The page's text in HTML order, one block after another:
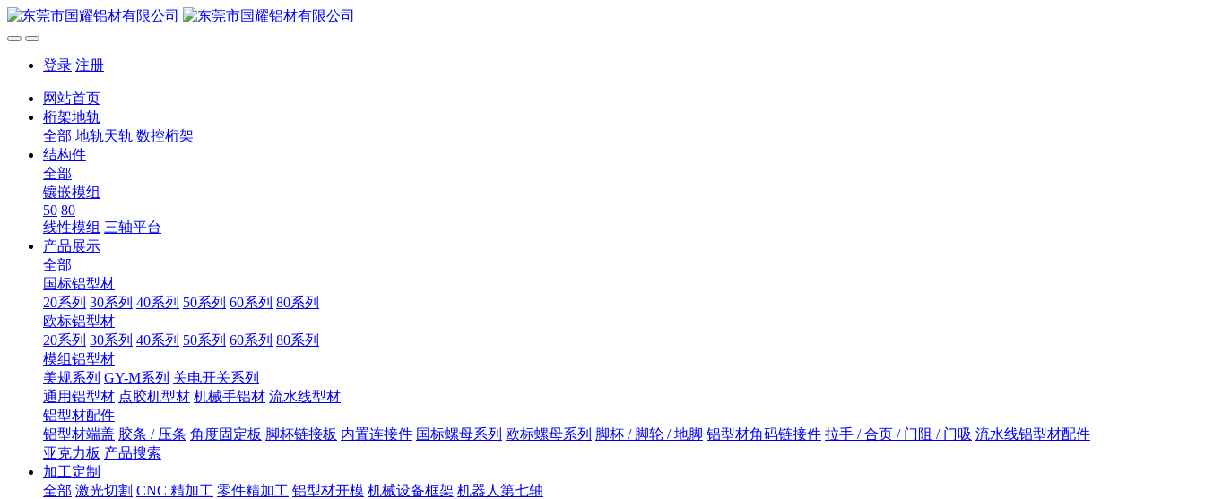
登录 注册
网站首页
桁架地轨
全部 地轨天轨 数控桁架
结构件
全部
镶嵌模组
50 80
线性模组 三轴平台
产品展示
全部
国标铝型材
20系列 30系列 40系列 50系列 60系列 80系列
欧标铝型材
20系列 30系列 40系列 50系列 60系列 80系列
模组铝型材
美规系列 GY-M系列 关电开关系列
通用铝型材 点胶机型材 机械手铝材 流水线型材
铝型材配件
铝型材端盖 胶条 / 压条 角度固定板 脚杯链接板 内置连接件 国标螺母系列 欧标螺母系列 脚杯 / 脚轮 / 地脚 铝型材角码链接件 拉手 / 合页 / 门阻 / 门吸 流水线铝型材配件
亚克力板 产品搜索
加工定制
全部 激光切割 CNC 精加工 零件精加工 铝型材开模 机械设备框架 机器人第七轴